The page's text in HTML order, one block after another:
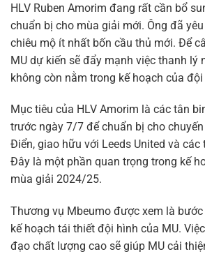
HLV Ruben Amorim đang rất cần bổ
chuẩn bị cho mùa giải mới. Ông đã
chiêu mộ ít nhất bốn cầu thủ mới. Để
MU dự kiến sẽ đẩy mạnh việc thanh lý
không còn nằm trong kế hoạch của đội
Mục tiêu của HLV Amorim là các tân
trước ngày 7/7 để chuẩn bị cho
Điển, giao hữu với Leeds United và các
Đây là một phần quan trọng trong kế
mùa giải 2024/25.
Thương vụ Mbeumo được xem là
kế hoạch tái thiết đội hình của MU.
đạo chất lượng cao sẽ giúp MU cải